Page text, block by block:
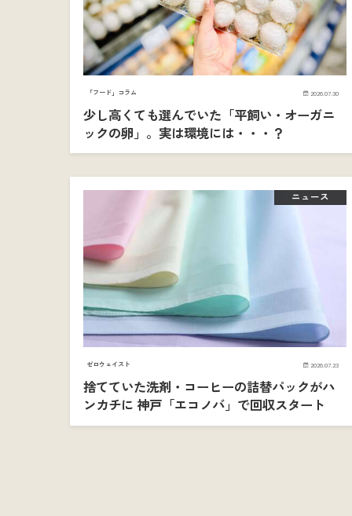
「フード」コラム 2026.07.30
少し高くても選んでいた「平飼い・オーガニ
ックの卵」。実は環境には・・・？
ニュース
ゼロウェイスト 2026.07.23
捨てていた洗剤・コーヒーの詰替パックがハ
ンカチに 神戸「エコノバ」で回収スタート